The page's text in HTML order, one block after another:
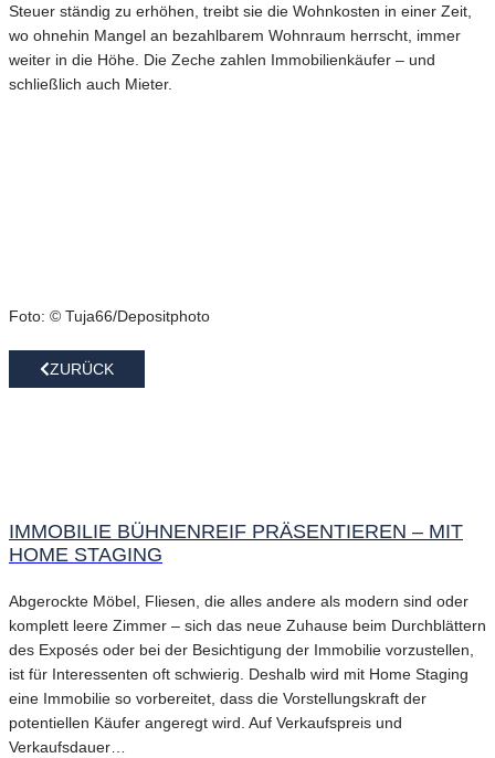
Steuer ständig zu erhöhen, treibt sie die Wohnkosten in einer Zeit,
wo ohnehin Mangel an bezahlbarem Wohnraum herrscht, immer
weiter in die Höhe. Die Zeche zahlen Immobilienkäufer – und
schließlich auch Mieter.
Foto: © Tuja66/Depositphoto
ZURÜCK
IMMOBILIE BÜHNENREIF PRÄSENTIEREN – MIT
HOME STAGING
Abgerockte Möbel, Fliesen, die alles andere als modern sind oder
komplett leere Zimmer – sich das neue Zuhause beim Durchblättern
des Exposés oder bei der Besichtigung der Immobilie vorzustellen,
ist für Interessenten oft schwierig. Deshalb wird mit Home Staging
eine Immobilie so vorbereitet, dass die Vorstellungskraft der
potentiellen Käufer angeregt wird. Auf Verkaufspreis und
Verkaufsdauer…